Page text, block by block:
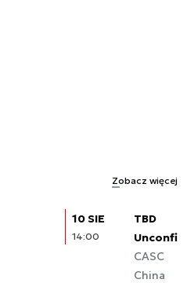
Zobacz więcej
10 SIE
14:00
TBD
CASC
China